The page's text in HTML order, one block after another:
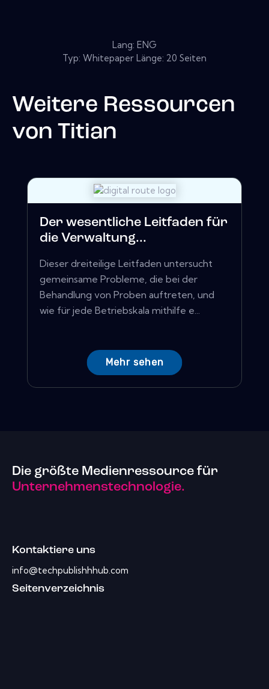
Lang: ENG
Typ: Whitepaper Länge: 20 Seiten
Weitere Ressourcen
von Titian
Der wesentliche Leitfaden für
die Verwaltung...
Dieser dreiteilige Leitfaden untersucht
gemeinsame Probleme, die bei der
Behandlung von Proben auftreten, und
wie für jede Betriebskala mithilfe e...
Mehr sehen
Die größte Medienressource für
Unternehmenstechnologie.
Kontaktiere uns
info@techpublishhhub.com
Seitenverzeichnis